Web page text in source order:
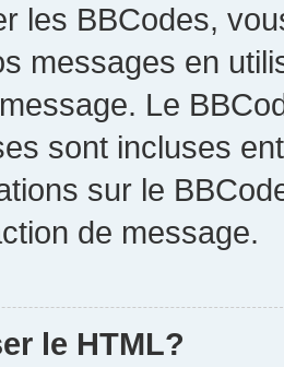
les BBCodes,
messages en
Le
sont incluses
sur le
de message.
le HTML?